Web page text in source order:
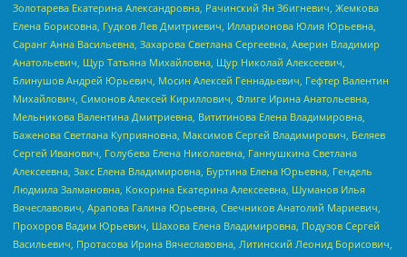
Золотарева Екатерина Александровна, Рачинский Ян Збигневич, Жемкова
Елена Борисовна, Гудков Лев Дмитриевич, Илларионова Юлия Юрьевна,
Саранг Анна Васильевна, Захарова Светлана Сергеевна, Аверин Владимир
Анатольевич, Щур Татьяна Михайловна, Щур Николай Алексеевич,
Блинушов Андрей Юрьевич, Мосин Алексей Геннадьевич, Гефтер Валентин
Михайлович, Симонов Алексей Кириллович, Флиге Ирина Анатольевна,
Мельникова Валентина Дмитриевна, Вититинова Елена Владимировна,
Баженова Светлана Куприяновна, Максимов Сергей Владимирович, Беляев
Сергей Иванович, Голубева Елена Николаевна, Ганнушкина Светлана
Алексеевна, Закс Елена Владимировна, Буртина Елена Юрьевна, Гендель
Людмила Залмановна, Кокорина Екатерина Алексеевна, Шуманов Илья
Вячеславович, Арапова Галина Юрьевна, Свечников Анатолий Мариевич,
Прохоров Вадим Юрьевич, Шахова Елена Владимировна, Подузов Сергей
Васильевич, Протасова Ирина Вячеславовна, Литинский Леонид Борисович,